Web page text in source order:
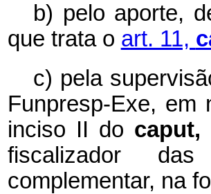
b) pelo aporte,
que trata o art. 11,
c) pela
Funpresp-Exe,
inciso II do caput,
fiscalizador
complementar, na